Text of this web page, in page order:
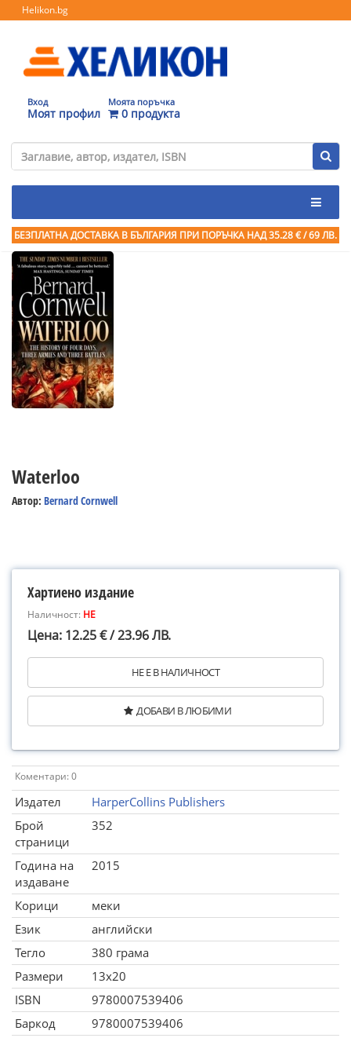
Helikon.bg
Вход
Моят профил
Моята поръчка
0 продукта
БЕЗПЛАТНА ДОСТАВКА В БЪЛГАРИЯ ПРИ ПОРЪЧКА НАД 35.28 € / 69 ЛВ.
Waterloo
Автор: Bernard Cornwell
Хартиено издание
Наличност: НЕ
Цена: 12.25 € / 23.96 ЛВ.
НЕ Е В НАЛИЧНОСТ
ДОБАВИ В ЛЮБИМИ
Коментари: 0
Издател
HarperCollins Publishers
Брой
страници
352
Година на
издаване
2015
Корици
меки
Език
английски
Тегло
380 грама
Размери
13x20
ISBN
9780007539406
Баркод
9780007539406